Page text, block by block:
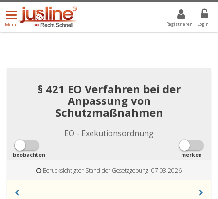
Registrieren Login
Menü
öffnen/schließen
Menü
ALLE DROPDOWN: GEWÄHLTER WERT IST ALLE
§ 421 EO Verfahren bei der
Anpassung von
Schutzmaßnahmen
EO - Exekutionsordnung
beobachten merken
Berücksichtigter Stand der Gesetzgebung: 07.08.2026